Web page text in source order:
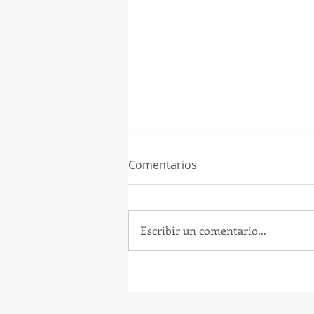
Comentarios
Escribir un comentario...